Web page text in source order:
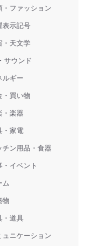
・ファッション
表示記号
・天文学
サウンド
ルギー
・買い物
・楽器
・家電
チン用品・食器
・イベント
ム
物
・道具
ュニケーション